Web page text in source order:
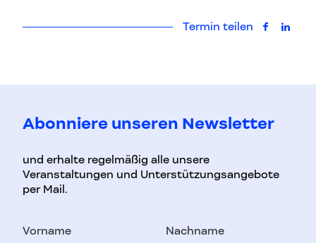
Termin teilen auf auf
Abonniere unseren Newsletter
und erhalte regelmäßig alle unsere
Veranstaltungen und Unterstützungsangebote
per Mail.
Nachname